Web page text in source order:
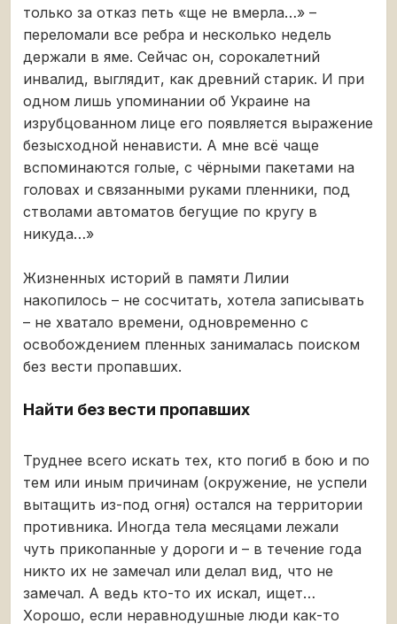
только за отказ петь «ще не вмерла…» –
переломали все ребра и несколько недель
держали в яме. Сейчас он, сорокалетний
инвалид, выглядит, как древний старик. И при
одном лишь упоминании об Украине на
изрубцованном лице его появляется выражение
безысходной ненависти. А мне всё чаще
вспоминаются голые, с чёрными пакетами на
головах и связанными руками пленники, под
стволами автоматов бегущие по кругу в
никуда…»
Жизненных историй в памяти Лилии
накопилось – не сосчитать, хотела записывать
– не хватало времени, одновременно с
освобождением пленных занималась поиском
без вести пропавших.
Найти без вести пропавших
Труднее всего искать тех, кто погиб в бою и по
тем или иным причинам (окружение, не успели
вытащить из-под огня) остался на территории
противника. Иногда тела месяцами лежали
чуть прикопанные у дороги и – в течение года
никто их не замечал или делал вид, что не
замечал. А ведь кто-то их искал, ищет…
Хорошо, если неравнодушные люди как-то